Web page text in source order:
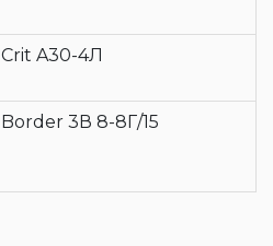
Crit A30-4Л
Border 3В 8-8Г/15